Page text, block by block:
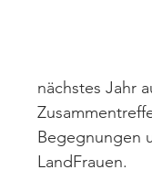
nächstes Jahr
Begegnungen
LandFrauen.